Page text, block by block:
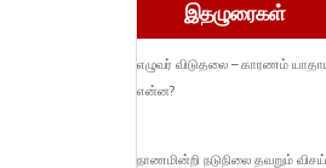
இதழுரைகள்
எழுவர் விடுதலை – காரணம்
என்ன?
நாணமின்றி நடுநிலை தவறும் விசய்